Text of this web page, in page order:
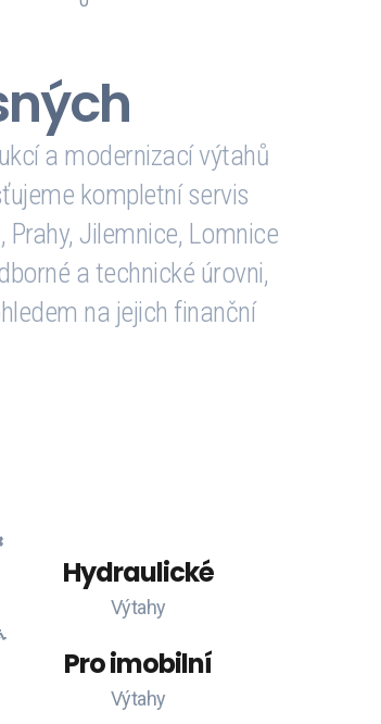
a modernizací výtahů
kompletní servis
Jilemnice, Lomnice
a technické úrovni,
na jejich finanční
Hydraulické
Výtahy
Pro imobilní
Výtahy